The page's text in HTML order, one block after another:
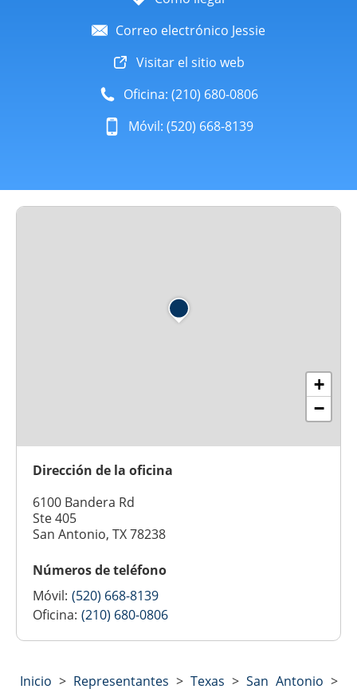
Correo electrónico Jessie
Visitar el sitio web
Oficina: (210) 680-0806
Móvil: (520) 668-8139
+
−
Dirección de la oficina
6100 Bandera Rd
Ste 405
San Antonio, TX 78238
Números de teléfono
Móvil: (520) 668-8139
Oficina: (210) 680-0806
Inicio > Representantes > Texas > San Antonio >